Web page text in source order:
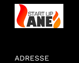
ADRESSE